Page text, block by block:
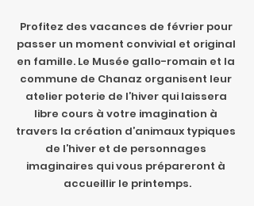
Profitez des vacances de février pour
passer un moment convivial et original
en famille. Le Musée gallo-romain et la
commune de Chanaz organisent leur
atelier poterie de l’hiver qui laissera
libre cours à votre imagination à
travers la création d’animaux typiques
de l’hiver et de personnages
imaginaires qui vous prépareront à
accueillir le printemps.